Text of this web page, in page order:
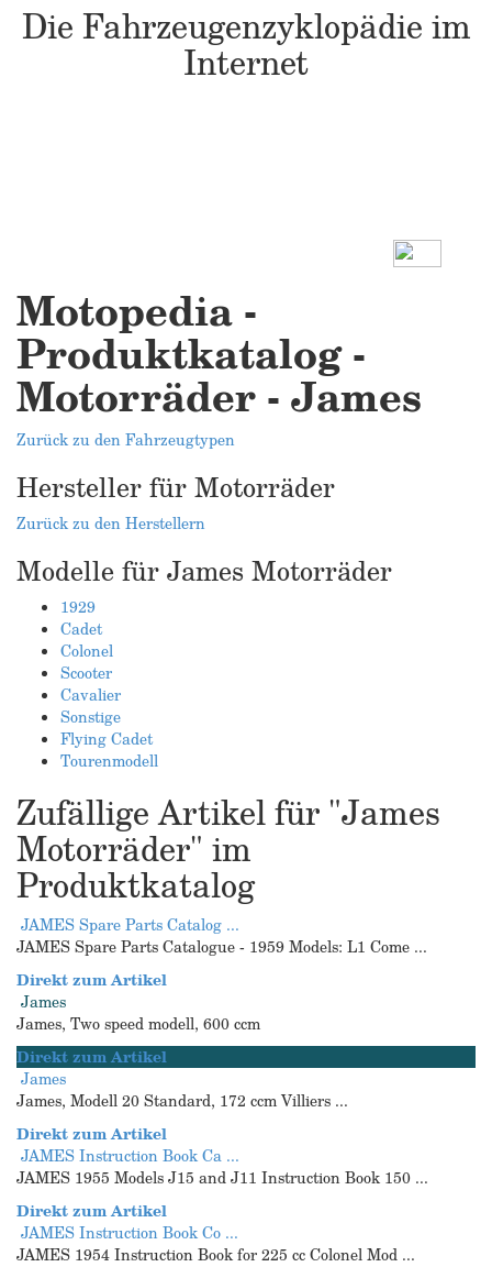
Die Fahrzeugenzyklopädie im
Internet
Motopedia -
Produktkatalog -
Motorräder - James
Zurück zu den Fahrzeugtypen
Hersteller für Motorräder
Zurück zu den Herstellern
Modelle für James Motorräder
1929
Cadet
Colonel
Scooter
Cavalier
Sonstige
Flying Cadet
Tourenmodell
Zufällige Artikel für "James
Motorräder" im
Produktkatalog
JAMES Spare Parts Catalog ...
JAMES Spare Parts Catalogue - 1959 Models: L1 Come ...
Direkt zum Artikel
James
James, Two speed modell, 600 ccm
Direkt zum Artikel
James
James, Modell 20 Standard, 172 ccm Villiers ...
Direkt zum Artikel
JAMES Instruction Book Ca ...
JAMES 1955 Models J15 and J11 Instruction Book 150 ...
Direkt zum Artikel
JAMES Instruction Book Co ...
JAMES 1954 Instruction Book for 225 cc Colonel Mod ...